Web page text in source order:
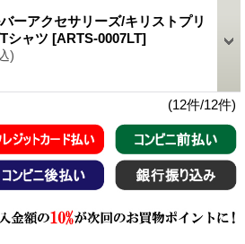
ーアクセサリーズ/キリストプリ
シャツ [ARTS-0007LT]
)
(12件/12件)